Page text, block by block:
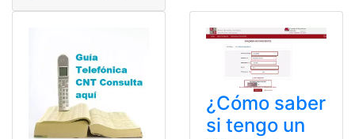
¿Cómo saber
si tengo un